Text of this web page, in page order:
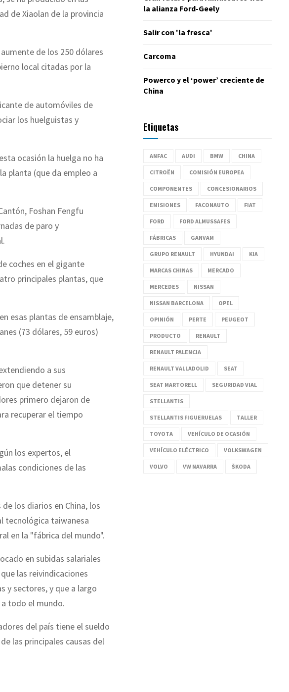
de Xiaolan de la provincia
de los 250 dólares
local citadas por la
de automóviles de
los huelguistas y
ocasión la huelga no ha
planta (que da empleo a
Foshan Fengfu
de paro y
coches en el gigante
principales plantas, que
esas plantas de ensamblaje,
(73 dólares, 59 euros)
a sus
que detener su
primero dejaron de
recuperar el tiempo
los expertos, el
condiciones de las
los diarios en China, los
tecnológica taiwanesa
en la "fábrica del mundo".
en subidas salariales
las reivindicaciones
y sectores, y que a largo
todo el mundo.
del país tiene el sueldo
las principales causas del
la alianza Ford-Geely
Salir con 'la fresca'
Carcoma
Powerco y el ‘power’ creciente de
China
Etiquetas
ANFAC AUDI BMW CHINA
CITROËN COMISIÓN EUROPEA
COMPONENTES CONCESIONARIOS
EMISIONES FACONAUTO FIAT
FORD FORD ALMUSSAFES
FÁBRICAS GANVAM
GRUPO RENAULT HYUNDAI KIA
MARCAS CHINAS MERCADO
MERCEDES NISSAN
NISSAN BARCELONA OPEL
OPINIÓN PERTE PEUGEOT
PRODUCTO RENAULT
RENAULT PALENCIA
RENAULT VALLADOLID SEAT
SEAT MARTORELL SEGURIDAD VIAL
STELLANTIS
STELLANTIS FIGUERUELAS TALLER
TOYOTA VEHÍCULO DE OCASIÓN
VEHÍCULO ELÉCTRICO VOLKSWAGEN
VOLVO VW NAVARRA ŠKODA